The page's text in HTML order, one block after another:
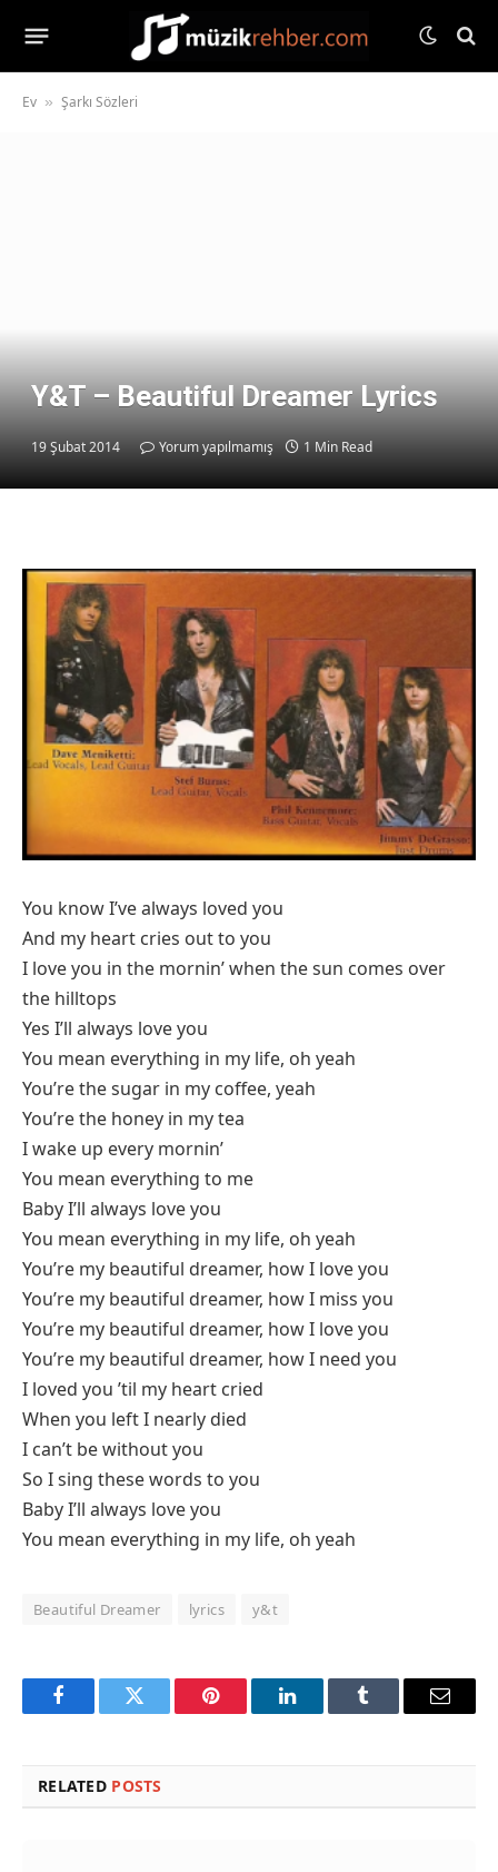
Ev » Şarkı Sözleri
Y&T – Beautiful Dreamer Lyrics
19 Şubat 2014 Yorum yapılmamış 1 Min Read
You know I’ve always loved you
And my heart cries out to you
I love you in the mornin’ when the sun comes over
the hilltops
Yes I’ll always love you
You mean everything in my life, oh yeah
You’re the sugar in my coffee, yeah
You’re the honey in my tea
I wake up every mornin’
You mean everything to me
Baby I’ll always love you
You mean everything in my life, oh yeah
You’re my beautiful dreamer, how I love you
You’re my beautiful dreamer, how I miss you
You’re my beautiful dreamer, how I love you
You’re my beautiful dreamer, how I need you
I loved you ’til my heart cried
When you left I nearly died
I can’t be without you
So I sing these words to you
Baby I’ll always love you
You mean everything in my life, oh yeah
Beautiful Dreamer lyrics y&t
FacebookTwitter Pinterest LinkedInTumblr Email
RELATED POSTS